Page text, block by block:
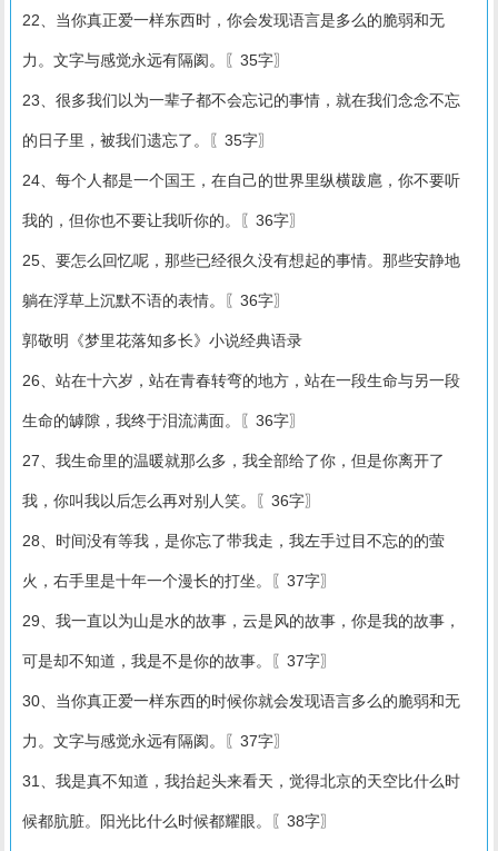
22、当你真正爱一样东西时，你会发现语言是多么的脆弱和无
力。文字与感觉永远有隔阂。〖35字〗
23、很多我们以为一辈子都不会忘记的事情，就在我们念念不忘
的日子里，被我们遗忘了。〖35字〗
24、每个人都是一个国王，在自己的世界里纵横跋扈，你不要听
我的，但你也不要让我听你的。〖36字〗
25、要怎么回忆呢，那些已经很久没有想起的事情。那些安静地
躺在浮草上沉默不语的表情。〖36字〗
郭敬明《梦里花落知多长》小说经典语录
26、站在十六岁，站在青春转弯的地方，站在一段生命与另一段
生命的罅隙，我终于泪流满面。〖36字〗
27、我生命里的温暖就那么多，我全部给了你，但是你离开了
我，你叫我以后怎么再对别人笑。〖36字〗
28、时间没有等我，是你忘了带我走，我左手过目不忘的的萤
火，右手里是十年一个漫长的打坐。〖37字〗
29、我一直以为山是水的故事，云是风的故事，你是我的故事，
可是却不知道，我是不是你的故事。〖37字〗
30、当你真正爱一样东西的时候你就会发现语言多么的脆弱和无
力。文字与感觉永远有隔阂。〖37字〗
31、我是真不知道，我抬起头来看天，觉得北京的天空比什么时
候都肮脏。阳光比什么时候都耀眼。〖38字〗